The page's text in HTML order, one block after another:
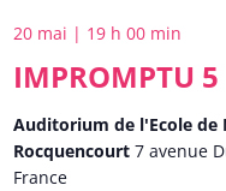
IMPROMPTU 5
20 mai | 19 h 00 min
Auditorium de l'Ecole de
Rocquencourt7 avenue
France